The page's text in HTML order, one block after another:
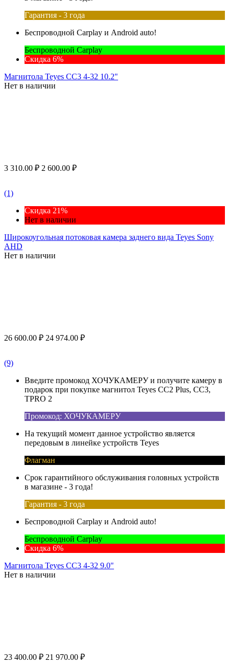
Гарантия - 3 года
Беспроводной Carplay и Android auto!
Беспроводной Carplay
Скидка 6%
Магнитола Teyes CC3 4-32 10.2"
Нет в наличии
3 310.00 ₽ 2 600.00 ₽
(1)
Скидка 21%
Нет в наличии
Широкоугольная потоковая камера заднего вида Teyes Sony
AHD
Нет в наличии
26 600.00 ₽ 24 974.00 ₽
(9)
Введите промокод ХОЧУКАМЕРУ и получите камеру в
подарок при покупке магнитол Teyes CC2 Plus, CC3,
TPRO 2
Промокод: ХОЧУКАМЕРУ
На текущий момент данное устройство является
передовым в линейке устройств Teyes
Флагман
Срок гарантийного обслуживания головных устройств
в магазине - 3 года!
Гарантия - 3 года
Беспроводной Carplay и Android auto!
Беспроводной Carplay
Скидка 6%
Магнитола Teyes CC3 4-32 9.0"
Нет в наличии
23 400.00 ₽ 21 970.00 ₽